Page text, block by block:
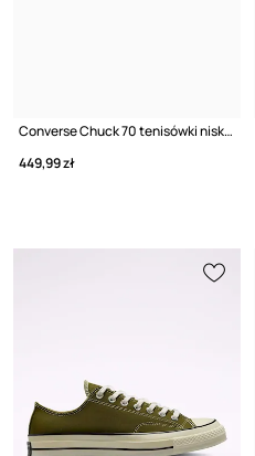
Converse Chuck 70 tenisówki niskie
449,99 zł